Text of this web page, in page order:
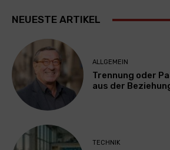
NEUESTE ARTIKEL
ALLGEMEIN
Trennung oder
aus der
TECHNIK